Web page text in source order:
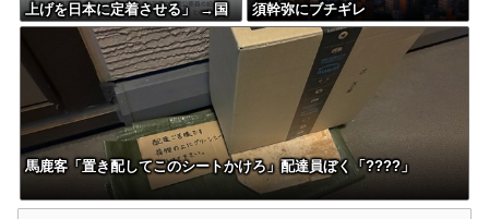
上げを日本に定着させる」 →国
家公務員月給3.51％増へ 人事院
の勧告を受け
須幹弥にブチギレ
馬鹿客「置き配してこのシートかけろ」配達員ぼく「????」